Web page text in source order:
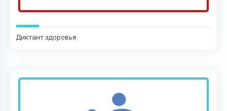
Диктант здоровья